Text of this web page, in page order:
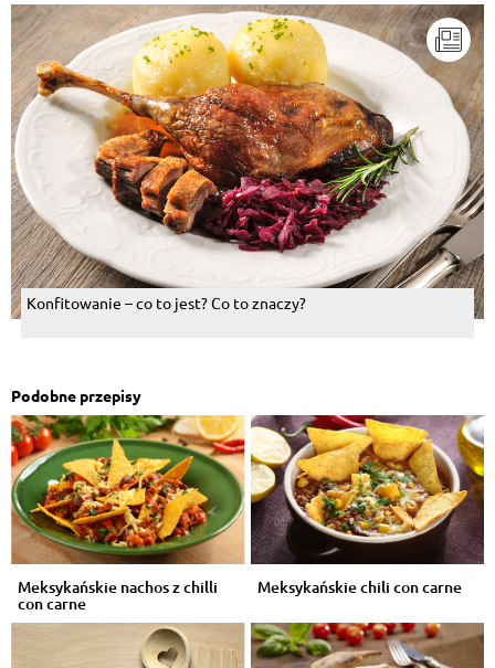
Konfitowanie – co to jest? Co to znaczy?
Podobne przepisy
Meksykańskie nachos z chilli
con carne
Meksykańskie chili con carne